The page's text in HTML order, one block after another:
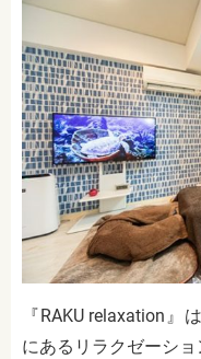
『RAKU relaxation
にあるリラクゼーショ